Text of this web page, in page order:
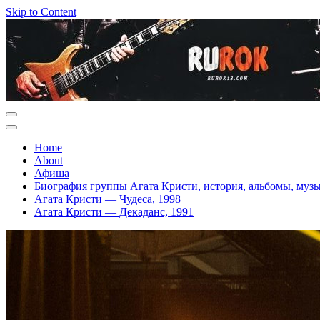
Skip to Content
Home
About
Афиша
Биография группы Агата Кристи, история, альбомы,
Агата Кристи — Чудеса, 1998
Агата Кристи — Декаданс, 1991